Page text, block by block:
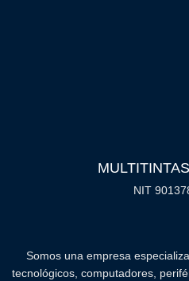
NIT
Somos una empresa
tecnológicos, computadores,